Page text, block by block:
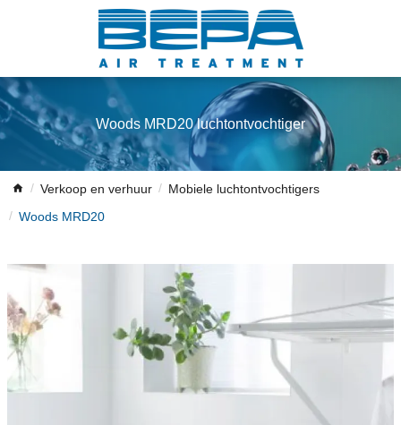
Woods MRD20 luchtontvochtiger
Verkoop en verhuur Mobiele luchtontvochtigers
Woods MRD20